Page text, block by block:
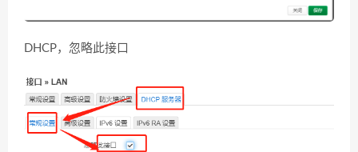
DHCP，忽略此接口